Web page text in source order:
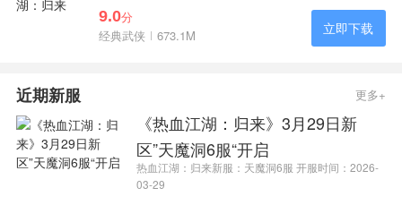
9.0分
经典武侠
673.1M 立即下载
近期新服 更多+
《热血江湖：归来》3月29日新
区”天魔洞6服“开启
热血江湖：归来新服：天魔洞6服 开服时间：2026-
03-29